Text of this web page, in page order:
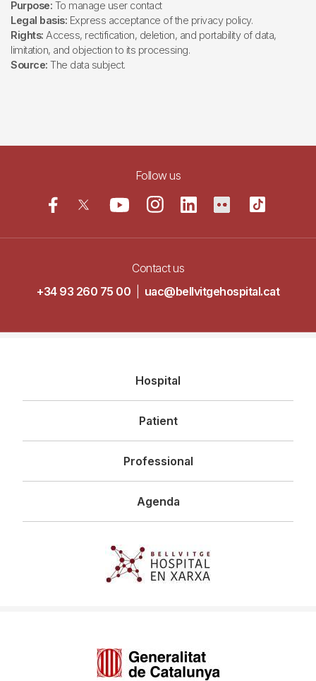
Purpose: To manage user contact
Legal basis: Express acceptance of the privacy policy.
Rights: Access, rectification, deletion, and portability of data,
limitation, and objection to its processing.
Source: The data subject.
Follow us
Contact us
+34 93 260 75 00
uac@bellvitgehospital.cat
principal
Hospital
Patient
Professional
Agenda